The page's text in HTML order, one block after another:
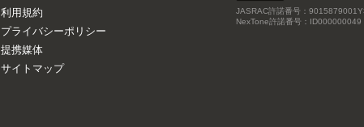
利用規約
プライバシーポリシー
提携媒体
サイトマップ
JASRAC許諾番号：
NexTone許諾番号：ID000000049